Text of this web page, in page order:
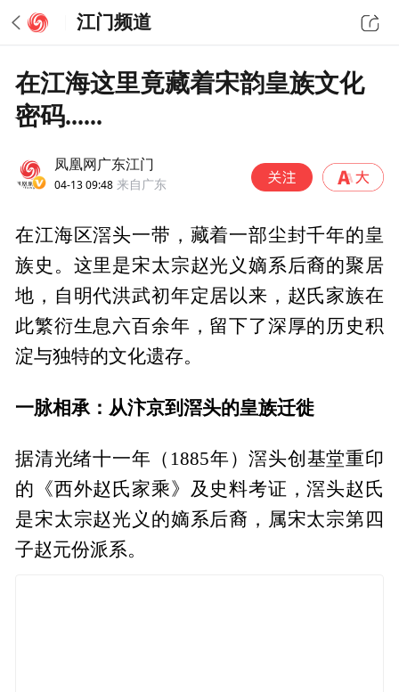
江门频道
在江海这里竟藏着宋韵皇族文化
密码......
凤凰网广东江门
04-13 09:48 来自广东
在江海区滘头一带，藏着一部尘封千年的皇
族史。这里是宋太宗赵光义嫡系后裔的聚居
地，自明代洪武初年定居以来，赵氏家族在
此繁衍生息六百余年，留下了深厚的历史积
淀与独特的文化遗存。
一脉相承：从汴京到滘头的皇族迁徙
据清光绪十一年（1885年）滘头创基堂重印
的《西外赵氏家乘》及史料考证，滘头赵氏
是宋太宗赵光义的嫡系后裔，属宋太宗第四
子赵元份派系。